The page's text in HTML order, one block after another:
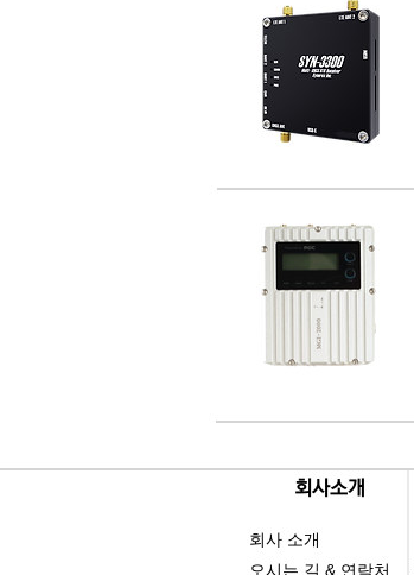
​회사소개
회사 소개
오시는 길 & 연락처